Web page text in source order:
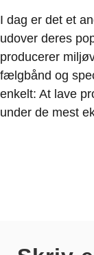
I dag er det et
udover deres
producerer
fælgbånd og
enkelt: At lave
under de mest